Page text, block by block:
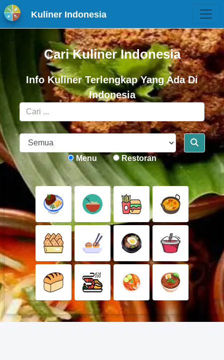
Kuliner Indonesia
Cari Kuliner Indonesia
Info Kuliner Terlengkap Yang Ada Di
Indonesia
Menu Restoran